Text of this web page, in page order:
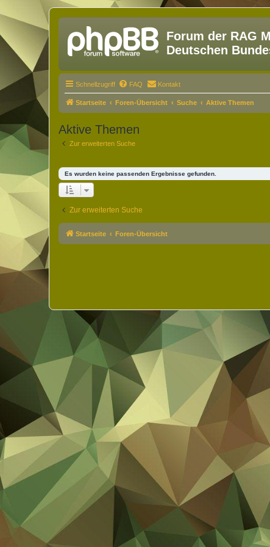
Forum der RAG
Deutschen
Schnellzugriff FAQ Kontakt
Startseite Foren-Übersicht Suche Aktive Themen
Aktive Themen
Zur erweiterten Suche
Es wurden keine passenden Ergebnisse gefunden.
Zur erweiterten Suche
Startseite Foren-Übersicht